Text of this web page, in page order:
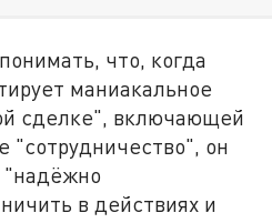
что, когда
маниакальное
сделке", включающей
"сотрудничество", он
"надёжно
в действиях и